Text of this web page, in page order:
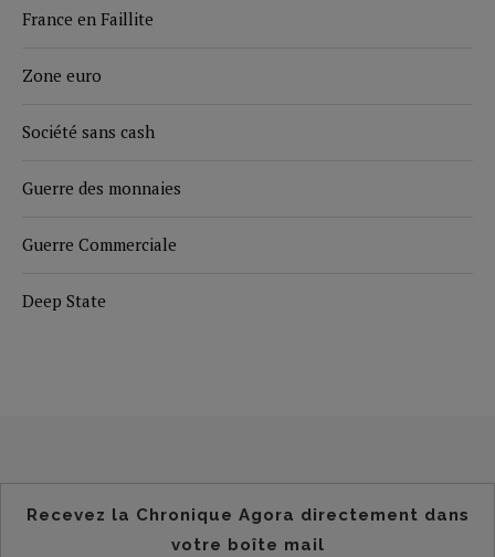
France en Faillite
Zone euro
Société sans cash
Guerre des monnaies
Guerre Commerciale
Deep State
Recevez la Chronique Agora directement dans
votre boîte mail